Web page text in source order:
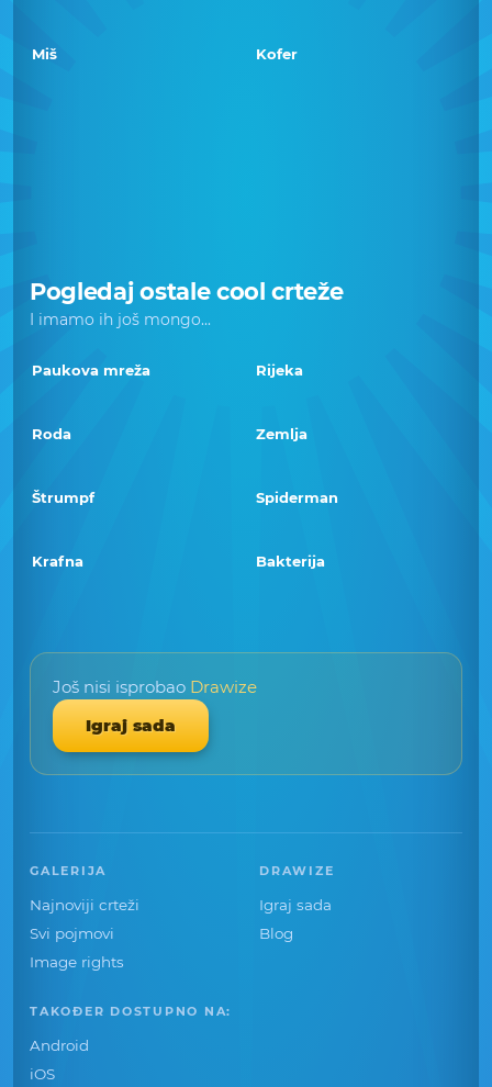
Miš Kofer
Pogledaj ostale cool crteže
I imamo ih još mongo...
Paukova mreža Rijeka
Roda Zemlja
Štrumpf Spiderman
Krafna Bakterija
Još nisi isprobao Drawize
Igraj sada
GALERIJA
Najnoviji crteži
Svi pojmovi
Image rights
DRAWIZE
Igraj sada
Blog
TAKOĐER DOSTUPNO NA:
Android
iOS